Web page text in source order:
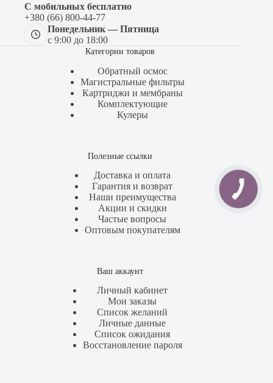
С мобильных бесплатно
+380 (66) 800-44-77
Понедельник — Пятница
с 9:00 до 18:00
Категории товаров
Обратный осмос
Магистральные фильтры
Картриджи и мембраны
Комплектующие
Кулеры
Полезные ссылки
Доставка и оплата
Гарантия и возврат
Наши преимущества
Акции и скидки
Частые вопросы
Оптовым покупателям
Ваш аккаунт
Личный кабинет
Мои заказы
Список желаний
Личные данные
Список ожидания
Восстановление пароля